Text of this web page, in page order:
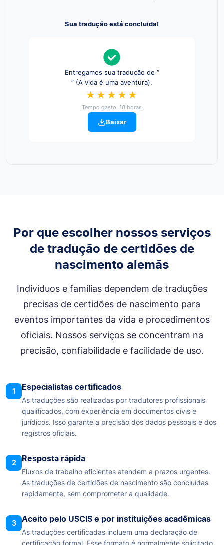
Sua tradução está concluída!
Entregamos sua tradução de “
” (A vida é uma aventura).
★★★★★
Tempo gasto: 10 horas
Baixar
Por que escolher nossos serviços
de tradução de certidões de
nascimento alemãs
Indivíduos e famílias dependem de traduções
precisas de certidões de nascimento para
eventos importantes da vida e procedimentos
oficiais. Nossos serviços se concentram na
precisão, confiabilidade e facilidade de uso.
1 Especialistas certificados
As traduções são realizadas por tradutores profissionais
qualificados, com experiência em documentos civis e
jurídicos. Isso garante a precisão dos dados pessoais e dos
registros oficiais.
2 Resposta rápida
Fluxos de trabalho eficientes atendem a prazos urgentes.
As traduções de certidões de nascimento são concluídas
rapidamente, sem comprometer a qualidade.
3 Aceito pelo USCIS e por instituições acadêmicas
As traduções certificadas incluem uma declaração de